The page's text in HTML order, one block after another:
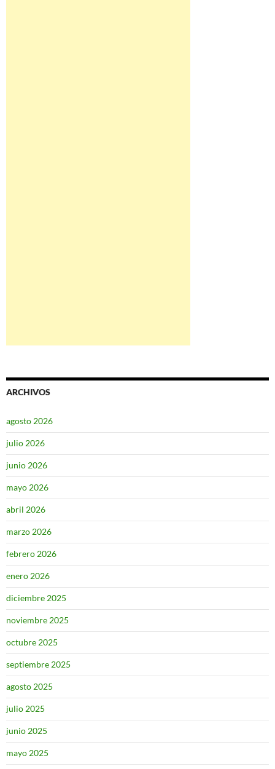
ARCHIVOS
agosto 2026
julio 2026
junio 2026
mayo 2026
abril 2026
marzo 2026
febrero 2026
enero 2026
diciembre 2025
noviembre 2025
octubre 2025
septiembre 2025
agosto 2025
julio 2025
junio 2025
mayo 2025